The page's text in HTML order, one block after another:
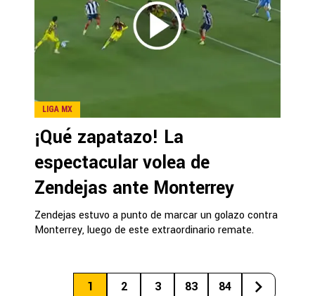
LIGA MX
¡Qué zapatazo! La
espectacular volea de
Zendejas ante Monterrey
Zendejas estuvo a punto de marcar un golazo contra
Monterrey, luego de este extraordinario remate.
1 2 3 83 84